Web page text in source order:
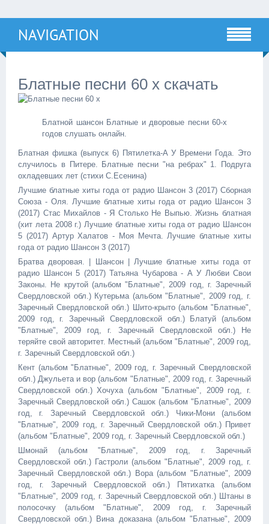
NAVIGATION
Блатные песни 60 х скачать
Блатной шансон Блатные и дворовые песни 60-х
годов слушать онлайн.
Блатная фишка (выпуск 6) Пятилетка-А У Времени Года. Это
случилось в Питере. Блатные песни "на ребрах" 1. Подруга
охладевших лет (стихи С.Есенина)
Лучшие блатные хиты года от радио Шансон 3 (2017) Сборная
Союза - Оля. Лучшие блатные хиты года от радио Шансон 3
(2017) Стас Михайлов - Я Столько Не Выпью. Жизнь блатная
(хит лета 2008 г.) Лучшие блатные хиты года от радио Шансон
5 (2017) Артур Халатов - Моя Мечта. Лучшие блатные хиты
года от радио Шансон 3 (2017)
Братва дворовая. | Шансон | Лучшие блатные хиты года от
радио Шансон 5 (2017) Татьяна Чубарова - А У Любви Свои
Законы. Не крутой (альбом "Блатные", 2009 год, г. Заречный
Свердловской обл.) Кутерьма (альбом "Блатные", 2009 год, г.
Заречный Свердловской обл.) Шито-крыто (альбом "Блатные",
2009 год, г. Заречный Свердловской обл.) Блатуй (альбом
"Блатные", 2009 год, г. Заречный Свердловской обл.) Не
теряйте свой авторитет. Местный (альбом "Блатные", 2009 год,
г. Заречный Свердловской обл.)
Кент (альбом "Блатные", 2009 год, г. Заречный Свердловской
обл.) Джульета и вор (альбом "Блатные", 2009 год, г. Заречный
Свердловской обл.) Хочуха (альбом "Блатные", 2009 год, г.
Заречный Свердловской обл.) Сашок (альбом "Блатные", 2009
год, г. Заречный Свердловской обл.) Чики-Мони (альбом
"Блатные", 2009 год, г. Заречный Свердловской обл.) Привет
(альбом "Блатные", 2009 год, г. Заречный Свердловской обл.)
Шмонай (альбом "Блатные", 2009 год, г. Заречный
Свердловской обл.) Гастроли (альбом "Блатные", 2009 год, г.
Заречный Свердловской обл.) Вора (альбом "Блатные", 2009
год, г. Заречный Свердловской обл.) Пятихатка (альбом
"Блатные", 2009 год, г. Заречный Свердловской обл.) Штаны в
полосочку (альбом "Блатные", 2009 год, г. Заречный
Свердловской обл.) Вина доказана (альбом "Блатные", 2009